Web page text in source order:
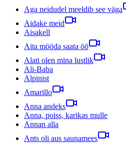
Aga neidudel meeldib see väga
Aidake meid
Aisakell
Aita mööda saata öö
Alati olen mina lustlik
Ali-Baba
Alpinist
Amarillo
Anna andeks
Anna, poiss, karikas mulle
Annan alla
Ants oli aus saunamees